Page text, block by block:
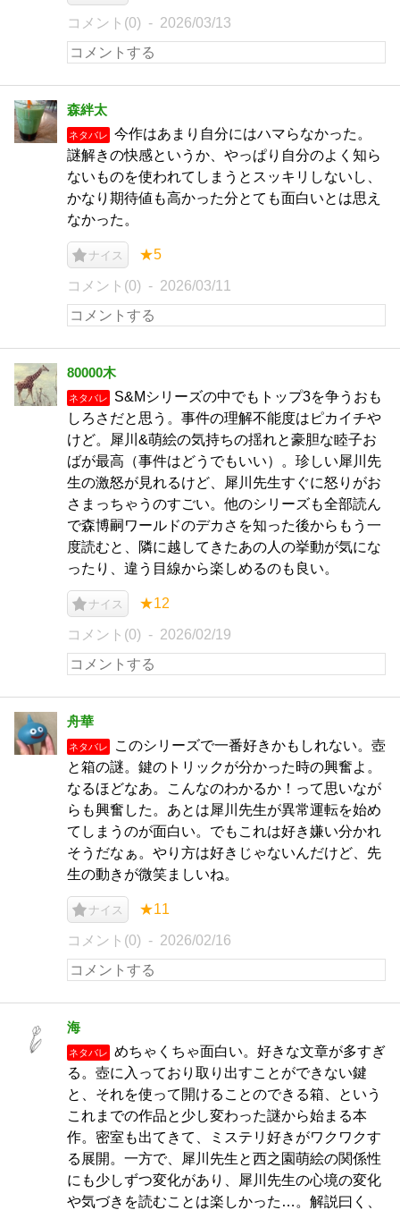
コメント(0) 2026/03/13
森絆太
ネタバレ
今作はあまり自分にはハマらなかった。
謎解きの快感というか、やっぱり自分のよく知ら
ないものを使われてしまうとスッキリしないし、
かなり期待値も高かった分とても面白いとは思え
なかった。
ナイス ★5
コメント(0) 2026/03/11
80000木
ネタバレ
S&Mシリーズの中でもトップ3を争うおも
しろさだと思う。事件の理解不能度はピカイチや
けど。犀川&萌絵の気持ちの揺れと豪胆な睦子お
ばが最高（事件はどうでもいい）。珍しい犀川先
生の激怒が見れるけど、犀川先生すぐに怒りがお
さまっちゃうのすごい。他のシリーズも全部読ん
で森博嗣ワールドのデカさを知った後からもう一
度読むと、隣に越してきたあの人の挙動が気にな
ったり、違う目線から楽しめるのも良い。
ナイス ★12
コメント(0) 2026/02/19
舟華
ネタバレ
このシリーズで一番好きかもしれない。壺
と箱の謎。鍵のトリックが分かった時の興奮よ。
なるほどなあ。こんなのわかるか！って思いなが
らも興奮した。あとは犀川先生が異常運転を始め
てしまうのが面白い。でもこれは好き嫌い分かれ
そうだなぁ。やり方は好きじゃないんだけど、先
生の動きが微笑ましいね。
ナイス ★11
コメント(0) 2026/02/16
海
ネタバレ
めちゃくちゃ面白い。好きな文章が多すぎ
る。壺に入っており取り出すことができない鍵
と、それを使って開けることのできる箱、という
これまでの作品と少し変わった謎から始まる本
作。密室も出てきて、ミステリ好きがワクワクす
る展開。一方で、犀川先生と西之園萌絵の関係性
にも少しずつ変化があり、犀川先生の心境の変化
や気づきを読むことは楽しかった…。解説曰く、